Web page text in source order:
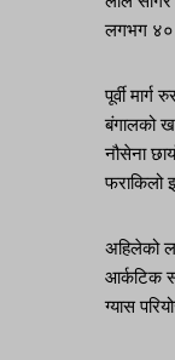
लगभग ४०
पूर्वी
बंगालको
नौसेना
फराकिलो
अहिलेको
आर्कटिक
ग्यास